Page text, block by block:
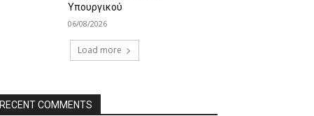
Υπουργικού
06/08/2026
Load more
RECENT COMMENTS